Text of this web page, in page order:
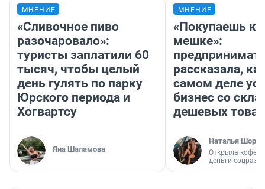
МНЕНИЕ
«Сливочное пиво
разочаровало»:
туристы заплатили 60
тысяч, чтобы целый
день гулять по парку
Юрского периода и
Хогвартсу
Яна Шаламова
МНЕНИЕ
«Покупаешь
мешке»:
рассказала,
самом деле
бизнес со
дешевых
Наталья
Открыла
деньги